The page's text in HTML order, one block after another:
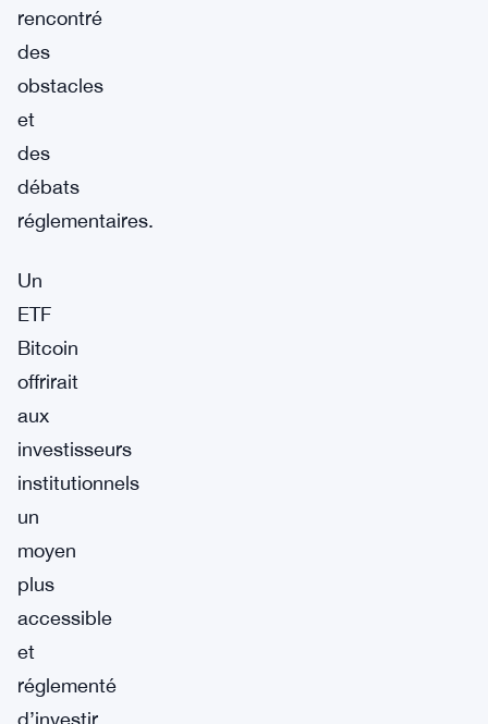
rencontré
des
obstacles
et
des
débats
réglementaires.
Un
ETF
Bitcoin
offrirait
aux
investisseurs
institutionnels
un
moyen
plus
accessible
et
réglementé
d’investir